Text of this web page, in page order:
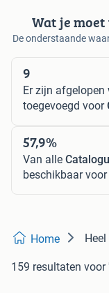
Wat je
De onderstaande
9
Er zijn afgelopen
toegevoegd voor
57,9%
Van alle
beschikbaar
Home
159 resultaten voor